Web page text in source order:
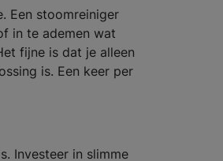
Een stoomreiniger
in te ademen wat
fijne is dat je alleen
is. Een keer per
Investeer in slimme